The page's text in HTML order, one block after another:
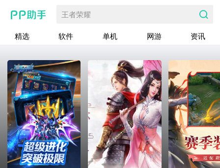
王者荣耀
精选 软件 单机 网游 资讯